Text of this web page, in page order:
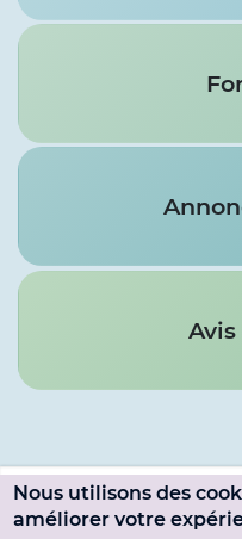
Menu SE
Nous utilisons des
améliorer votre